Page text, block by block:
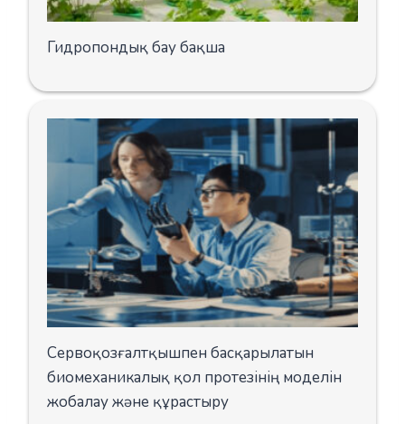
Гидропондық бау бақша
Сервоқозғалтқышпен басқарылатын
биомеханикалық қол протезінің моделін
жобалау және құрастыру